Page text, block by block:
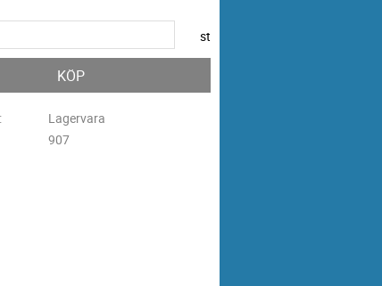
st
KÖP
Lagervara
907